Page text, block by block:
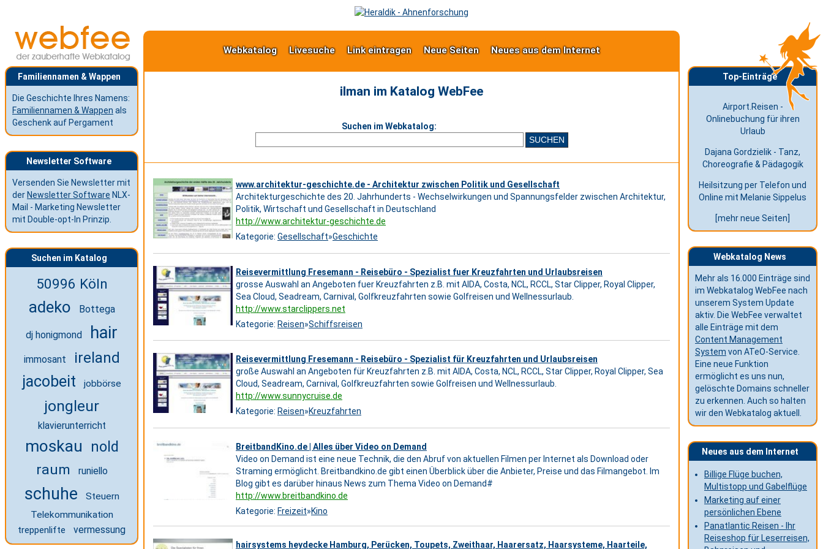
Familiennamen & Wappen
Die Geschichte Ihres Namens:
Familiennamen & Wappen als
Geschenk auf Pergament
Newsletter Software
Versenden Sie Newsletter mit
der Newsletter Software NLX-
Mail - Marketing Newsletter
mit Double-opt-In Prinzip.
Suchen im Katalog
50996 Köln
adeko Bottega
dj honigmond hair
immosant ireland
jacobeit jobbörse
jongleur
klavierunterricht
moskau nold
raum runiello
schuhe
Steuern
Telekommunikation
treppenlifte
vermessung
Webkatalog Livesuche Link eintragen Neue Seiten Neues aus dem Internet
ilman im Katalog WebFee
Suchen im Webkatalog:
www.architektur-geschichte.de - Architektur zwischen Politik und Gesellschaft
Architekturgeschichte des 20. Jahrhunderts - Wechselwirkungen und Spannungsfelder zwischen Architektur,
Politik, Wirtschaft und Gesellschaft in Deutschland
http://www.architektur-geschichte.de
Kategorie: Gesellschaft»Geschichte
Reisevermittlung Fresemann - Reisebüro - Spezialist fuer Kreuzfahrten und Urlaubsreisen
grosse Auswahl an Angeboten fuer Kreuzfahrten z.B. mit AIDA, Costa, NCL, RCCL, Star Clipper, Royal Clipper,
Sea Cloud, Seadream, Carnival, Golfkreuzfahrten sowie Golfreisen und Wellnessurlaub.
http://www.starclippers.net
Kategorie: Reisen»Schiffsreisen
Reisevermittlung Fresemann - Reisebüro - Spezialist für Kreuzfahrten und Urlaubsreisen
große Auswahl an Angeboten für Kreuzfahrten z.B. mit AIDA, Costa, NCL, RCCL, Star Clipper, Royal Clipper, Sea
Cloud, Seadream, Carnival, Golfkreuzfahrten sowie Golfreisen und Wellnessurlaub.
http://www.sunnycruise.de
Kategorie: Reisen»Kreuzfahrten
BreitbandKino.de | Alles über Video on Demand
Video on Demand ist eine neue Technik, die den Abruf von aktuellen Filmen per Internet als Download oder
Straming ermöglicht. Breitbandkino.de gibt einen Überblick über die Anbieter, Preise und das Filmangebot. Im
Blog gibt es darüber hinaus News zum Thema Video on Demand#
http://www.breitbandkino.de
Kategorie: Freizeit»Kino
hairsystems heydecke Hamburg, Perücken, Toupets, Zweithaar, Haarersatz, Haarsysteme, Haarteile,
Top-Einträge
Airport.Reisen -
Onlinebuchung für ihren
Urlaub
Dajana Gordzielik - Tanz,
Choreografie & Pädagogik
Heilsitzung per Telefon und
Online mit Melanie Sippelus
[mehr neue Seiten]
Webkatalog News
Mehr als 16.000 Einträge sind
im Webkatalog WebFee nach
unserem System Update
aktiv. Die WebFee verwaltet
alle Einträge mit dem
Content Management
System von ATeO-Service.
Eine neue Funktion
ermöglicht es uns nun,
gelöschte Domains schneller
zu erkennen. Auch so halten
wir den Webkatalog aktuell.
Neues aus dem Internet
Billige Flüge buchen,
Multistopp und Gabelflüge
Marketing auf einer
persönlichen Ebene
Panatlantic Reisen - Ihr
Reiseshop für Leserreisen,